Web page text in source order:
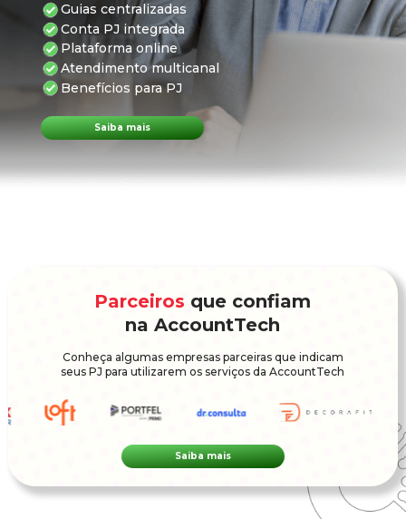
Guias centralizadas
Conta PJ integrada
Plataforma online
Atendimento multicanal
Benefícios para PJ
Saiba mais
Parceiros que confiam
na AccountTech
Conheça algumas empresas parceiras que indicam
seus PJ para utilizarem os serviços da AccountTech
Saiba mais